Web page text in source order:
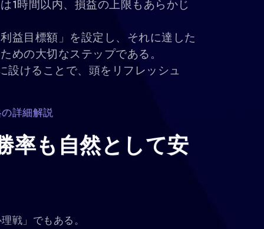
1時間以内、損益の上限もあらかじ
益目標額」を設定し、それに達した
めの大切なステップである。
設けることで、頭をリフレッシュ
詳細解説
率も自然として安
戦」でもある。